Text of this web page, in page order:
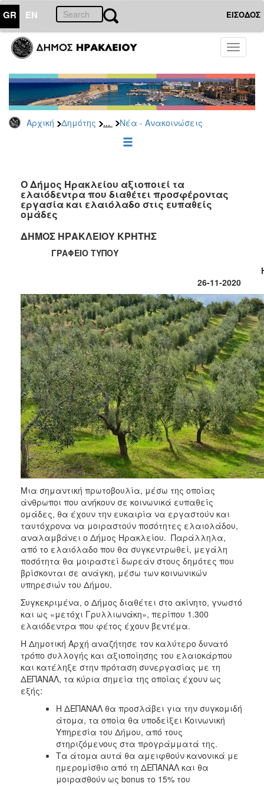
GR EN ΕΙΣΟΔΟΣ
Toggle
Αρχική Δημότης ... Νέα - Ανακοινώσεις
ΔΗΜΟΤΗΣ
Πολιτική
Νέα
-
Ανακοινώσεις
Οικονομική
Αδυναμία
&
Φυσικές
Καταστροφές
Κέντρα
Κέντρα
Δημιουργικής
Απασχόλησης
Παιδιών
(Κ.Δ.Α.Π.)
Κέντρα
Ημερήσιας
Φροντίδας
Ηλικιωμένων
(Κ.Η.Φ.Η.)
Κ.Δ.Α.Π.Α.μεΑ.
Αδειοδότηση
&
Έλεγχος
Βρεφονηπιακών
Σταθμών
Δημοτικό
Ιατρείο
Ξενώνας
Φιλοξενίας
Γυναικών
Κέντρο
Κοινότητας
Κοινωνικό
Φαρμακείο
Κοινωνικό
Παντοπωλείο
Ισότητα
των
Φύλων
Υγεία
Αυτόματοι
Απινιδωτές
Ο Δήμος Ηρακλείου αξιοποιεί τα
ελαιόδεντρα που διαθέτει προσφέροντας
εργασία και ελαιόλαδο στις ευπαθείς
ομάδες
ΔΗΜΟΣ ΗΡΑΚΛΕΙΟΥ ΚΡΗΤΗΣ
ΓΡΑΦΕΙΟ ΤΥΠΟΥ
26-11-2020
Μια σημαντική πρωτοβουλία, μέσω της οποίας
άνθρωποι που ανήκουν σε κοινωνικά ευπαθείς
ομάδες, θα έχουν την ευκαιρία να εργαστούν και
ταυτόχρονα να μοιραστούν ποσότητες ελαιολάδου,
αναλαμβάνει ο Δήμος Ηρακλείου. Παράλληλα,
από το ελαιόλαδο που θα συγκεντρωθεί, μεγάλη
ποσότητα θα μοιραστεί δωρεάν στους δημότες που
βρίσκονται σε ανάγκη, μέσω των κοινωνικών
υπηρεσιών του Δήμου.
Συγκεκριμένα, ο Δήμος διαθέτει στο ακίνητο, γνωστό
και ως «μετόχι Γρυλλιωνάκη», περίπου 1.300
ελαιόδεντρα που φέτος έχουν βεντέμα.
Η Δημοτική Αρχή αναζήτησε τον καλύτερο δυνατό
τρόπο συλλογής και αξιοποίησης του ελαιοκάρπου
και κατέληξε στην πρόταση συνεργασίας με τη
ΔΕΠΑΝΑΛ, τα κύρια σημεία της οποίας έχουν ως
εξής:
Η ΔΕΠΑΝΑΛ θα προσλάβει για την συγκομιδή
άτομα, τα οποία θα υποδείξει Κοινωνική
Υπηρεσία του Δήμου, από τους
στηριζόμενους στα προγράμματά της.
Τα άτομα αυτά θα αμειφθούν κανονικά με
ημερομίσθιο από τη ΔΕΠΑΝΑΛ και θα
μοιρασθούν ως bonus το 15% του